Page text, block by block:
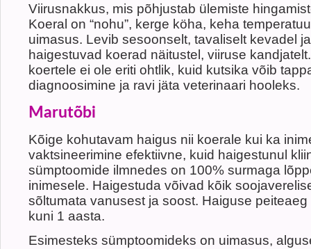
Viirusnakkus, mis põhjustab ülemiste
Koeral on “nohu”, kerge köha, keha
uimasus. Levib sesoonselt, tavaliselt kevadel
haigestuvad koerad näitustel, viiruse
koertele ei ole eriti ohtlik, kuid kutsika võib
diagnoosimine ja ravi jäta veterinaari hooleks.
Marutõbi
Kõige kohutavam haigus nii koerale kui ka
vaktsineerimine efektiivne, kuid haigestunul
sümptoomide ilmnedes on 100% surmaga
inimesele. Haigestuda võivad kõik
sõltumata vanusest ja soost. Haiguse
kuni 1 aasta.
Esimesteks sümptoomideks on uimasus,